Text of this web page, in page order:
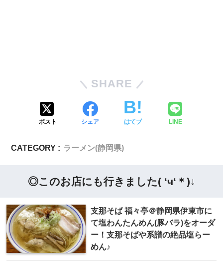
SHARE
ポスト シェア はてブ LINE
CATEGORY : ラーメン(静岡県)
◎このお店にも行きました( ‘ч‘＊)↓
支那そば 福々亭＠静岡県伊東市に
て塩わんたんめん(豚バラ)をオーダ
ー！支那そばや系譜の絶品塩らー
めん♪